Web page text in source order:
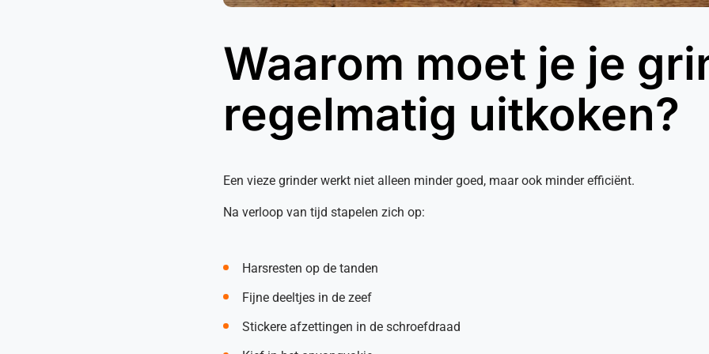
Waarom moet je je
regelmatig uitkoken?
Een vieze grinder werkt niet alleen minder goed, maar ook minder efficiënt.
Na verloop van tijd stapelen zich op:
Harsresten op de tanden
Fijne deeltjes in de zeef
Stickere afzettingen in de schroefdraad